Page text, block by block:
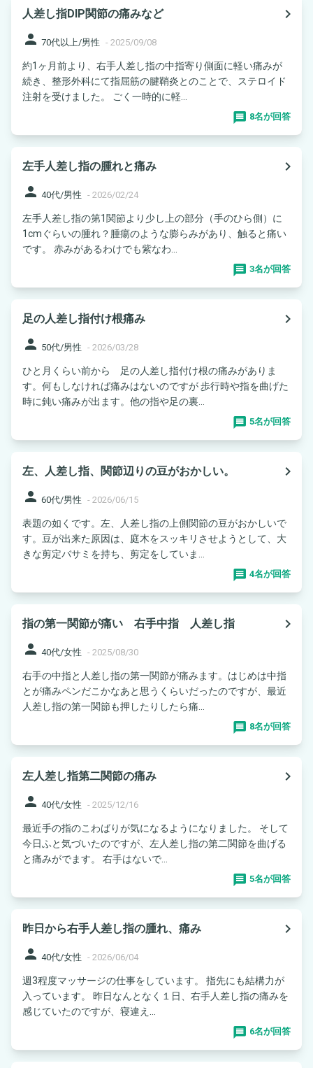
人差し指DIP関節の痛みなど
navigate_next
person 70代以上/男性 - 2025/09/08
約1ヶ月前より、右手人差し指の中指寄り側面に軽い痛みが
続き、整形外科にて指屈筋の腱鞘炎とのことで、ステロイド
注射を受けました。 ごく一時的に軽...
8名が回答
左手人差し指の腫れと痛み
navigate_next
person 40代/男性 - 2026/02/24
左手人差し指の第1関節より少し上の部分（手のひら側）に
1cmぐらいの腫れ？腫瘍のような膨らみがあり、触ると痛い
です。 赤みがあるわけでも紫なわ...
3名が回答
足の人差し指付け根痛み
navigate_next
person 50代/男性 - 2026/03/28
ひと月くらい前から 足の人差し指付け根の痛みがありま
す。何もしなければ痛みはないのですが 歩行時や指を曲げた
時に鈍い痛みが出ます。他の指や足の裏...
5名が回答
左、人差し指、関節辺りの豆がおかしい。
navigate_next
person 60代/男性 - 2026/06/15
表題の如くです。左、人差し指の上側関節の豆がおかしいで
す。豆が出来た原因は、庭木をスッキリさせようとして、大
きな剪定バサミを持ち、剪定をしていま...
4名が回答
指の第一関節が痛い 右手中指 人差し指
navigate_next
person 40代/女性 - 2025/08/30
右手の中指と人差し指の第一関節が痛みます。はじめは中指
とが痛みペンだこかなあと思うくらいだったのですが、最近
人差し指の第一関節も押したりしたら痛...
8名が回答
左人差し指第二関節の痛み
navigate_next
person 40代/女性 - 2025/12/16
最近手の指のこわばりが気になるようになりました。 そして
今日ふと気づいたのですが、左人差し指の第二関節を曲げる
と痛みがでます。 右手はないで...
5名が回答
昨日から右手人差し指の腫れ、痛み
navigate_next
person 40代/女性 - 2026/06/04
週3程度マッサージの仕事をしています。 指先にも結構力が
入っています。 昨日なんとなく１日、右手人差し指の痛みを
感じていたのですが、寝違え...
6名が回答